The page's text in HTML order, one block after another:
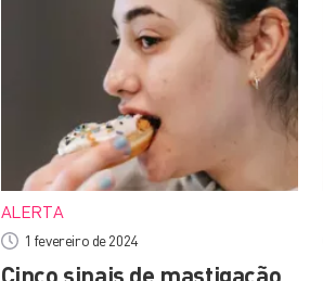
ALERTA
1 fevereiro de 2024
Cinco sinais de mastigação